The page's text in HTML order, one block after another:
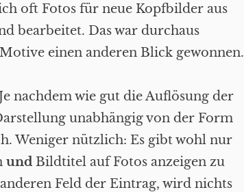
oft Fotos für neue Kopfbilder aus
bearbeitet. Das war durchaus
einen anderen Blick gewonnen.
nachdem wie gut die Auflösung der
unabhängig von der Form
Weniger nützlich: Es gibt wohl nur
und Bildtitel auf Fotos anzeigen zu
Feld der Eintrag, wird nichts